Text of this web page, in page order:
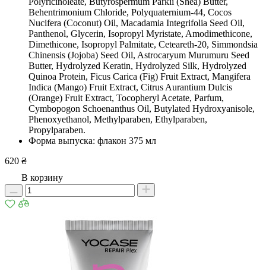
Behentrimonium Chloride, Polyquaternium-44, Cocos
Nucifera (Coconut) Oil, Macadamia Integrifolia Seed Oil,
Panthenol, Glycerin, Isopropyl Myristate, Amodimethicone,
Dimethicone, Isopropyl Palmitate, Ceteareth-20, Simmondsia
Chinensis (Jojoba) Seed Oil, Astrocaryum Murumuru Seed
Butter, Hydrolyzed Keratin, Hydrolyzed Silk, Hydrolyzed
Quinoa Protein, Ficus Carica (Fig) Fruit Extract, Mangifera
Indica (Mango) Fruit Extract, Citrus Aurantium Dulcis
(Orange) Fruit Extract, Tocopheryl Acetate, Parfum,
Cymbopogon Schoenanthus Oil, Butylated Hydroxyanisole,
Phenoxyethanol, Methylparaben, Ethylparaben,
Propylparaben.
Форма выпуска: флакон 375 мл
620 ₴
В корзину